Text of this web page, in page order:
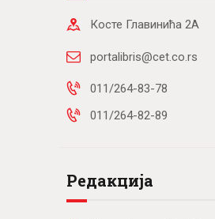
Косте Главинића 2А
portalibris@cet.co.rs
011/264-83-78
011/264-82-89
Редакција